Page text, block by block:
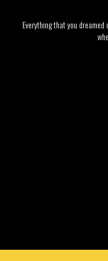
Everything that you